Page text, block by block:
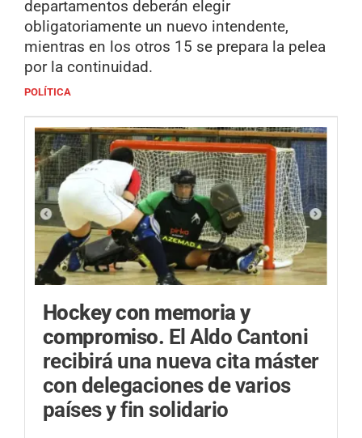
departamentos deberán elegir
obligatoriamente un nuevo intendente,
mientras en los otros 15 se prepara la pelea
por la continuidad.
POLÍTICA
Hockey con memoria y
compromiso. El Aldo Cantoni
recibirá una nueva cita máster
con delegaciones de varios
países y fin solidario